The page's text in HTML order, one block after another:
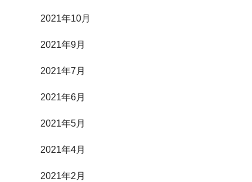
2021年10月
2021年9月
2021年7月
2021年6月
2021年5月
2021年4月
2021年2月